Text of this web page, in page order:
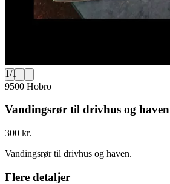
1/1
9500 Hobro
Vandingsrør til drivhus og haven
300 kr.
Vandingsrør til drivhus og haven.
Flere detaljer